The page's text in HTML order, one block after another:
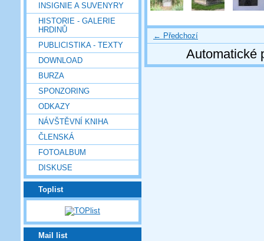
INSIGNIE A SUVENYRY
HISTORIE - GALERIE
HRDINŮ
PUBLICISTIKA - TEXTY
DOWNLOAD
BURZA
SPONZORING
ODKAZY
NÁVŠTĚVNÍ KNIHA
ČLENSKÁ
FOTOALBUM
DISKUSE
Toplist
Mail list
← Předchozí
Automatické